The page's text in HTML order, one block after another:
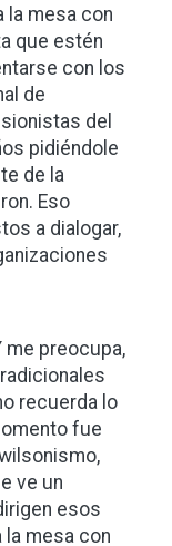
la mesa con
que estén
con los
de
del
pidiéndole
de la
Eso
a dialogar,
me preocupa,
recuerda lo
fue
ve un
esos
la mesa con